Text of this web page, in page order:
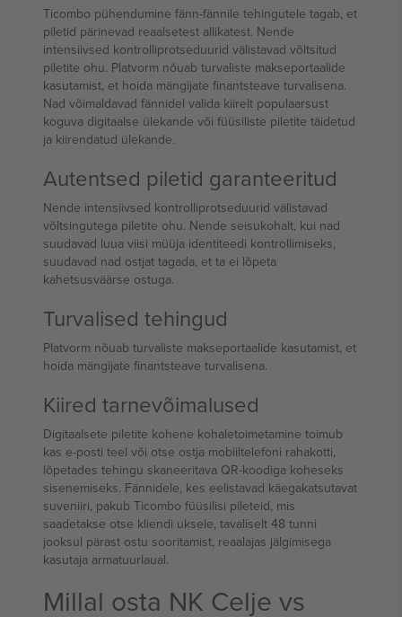
Ticombo pühendumine fänn-fännile tehingutele tagab, et
piletid pärinevad reaalsetest allikatest. Nende
intensiivsed kontrolliprotseduurid välistavad võltsitud
piletite ohu. Platvorm nõuab turvaliste makseportaalide
kasutamist, et hoida mängijate finantsteave turvalisena.
Nad võimaldavad fännidel valida kiirelt populaarsust
koguva digitaalse ülekande või füüsiliste piletite täidetud
ja kiirendatud ülekande.
Autentsed piletid garanteeritud
Nende intensiivsed kontrolliprotseduurid välistavad
võltsingutega piletite ohu. Nende seisukohalt, kui nad
suudavad luua viisi müüja identiteedi kontrollimiseks,
suudavad nad ostjat tagada, et ta ei lõpeta
kahetsusväärse ostuga.
Turvalised tehingud
Platvorm nõuab turvaliste makseportaalide kasutamist, et
hoida mängijate finantsteave turvalisena.
Kiired tarnevõimalused
Digitaalsete piletite kohene kohaletoimetamine toimub
kas e-posti teel või otse ostja mobiiltelefoni rahakotti,
lõpetades tehingu skaneeritava QR-koodiga koheseks
sisenemiseks. Fännidele, kes eelistavad käegakatsutavat
suveniiri, pakub Ticombo füüsilisi pileteid, mis
saadetakse otse kliendi uksele, tavaliselt 48 tunni
jooksul pärast ostu sooritamist, reaalajas jälgimisega
kasutaja armatuurlaual.
Millal osta NK Celje vs